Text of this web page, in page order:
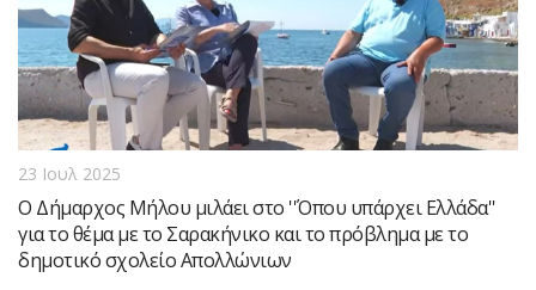
23 Ιουλ 2025
Ο Δήμαρχος Μήλου μιλάει στο ''Όπου υπάρχει Ελλάδα''
για το θέμα με το Σαρακήνικο και το πρόβλημα με το
δημοτικό σχολείο Απολλώνιων